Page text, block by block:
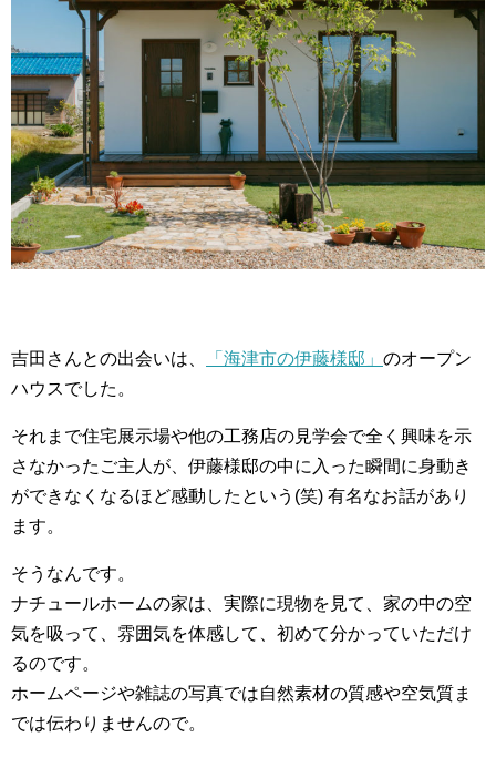
吉田さんとの出会いは、 「海津市の伊藤様邸」 のオープン
ハウスでした。
それまで住宅展示場や他の工務店の見学会で全く興味を示
さなかったご主人が、伊藤様邸の中に入った瞬間に身動き
ができなくなるほど感動したという(笑) 有名なお話があり
ます。
そうなんです。
ナチュールホームの家は、実際に現物を見て、家の中の空
気を吸って、雰囲気を体感して、初めて分かっていただけ
るのです。
ホームページや雑誌の写真では自然素材の質感や空気質ま
では伝わりませんので。